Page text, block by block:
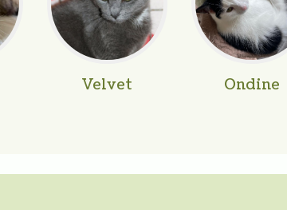
Velvet Ondine